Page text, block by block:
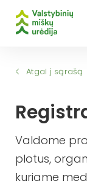
Atgal į sąrašą
Valdome
plotus,
kuriame